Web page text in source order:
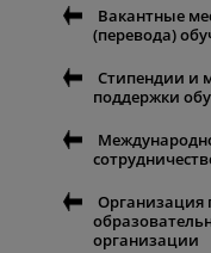
Вакантные
(перевода)
Стипендии и
поддержки
Организация
организации